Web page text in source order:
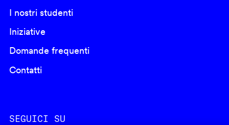
I nostri studenti
Iniziative
Domande frequenti
Contatti
SEGUICI SU